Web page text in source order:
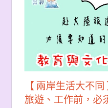
【 兩岸生活大不
旅遊、工作前，必